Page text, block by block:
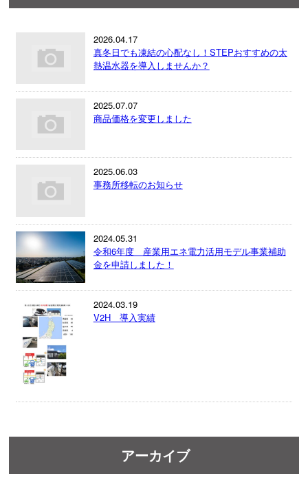
2026.04.17
真冬日でも凍結の心配なし！STEPおすすめの太
熱温水器を導入しませんか？
2025.07.07
商品価格を変更しました
2025.06.03
事務所移転のお知らせ
2024.05.31
令和6年度 産業用エネ電力活用モデル事業補助
金を申請しました！
2024.03.19
V2H 導入実績
アーカイブ